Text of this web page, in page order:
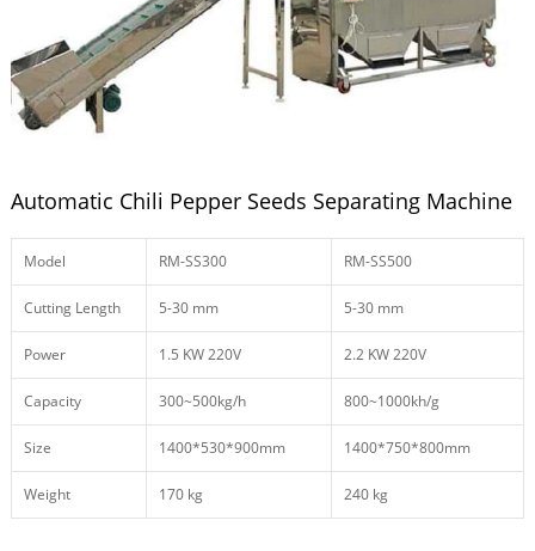
Automatic Chili Pepper Seeds Separating Machine
Model RM-SS300 RM-SS500
Cutting Length 5-30 mm 5-30 mm
Power 1.5 KW 220V 2.2 KW 220V
Capacity 300~500kg/h 800~1000kh/g
Size 1400*530*900mm 1400*750*800mm
Weight 170 kg 240 kg